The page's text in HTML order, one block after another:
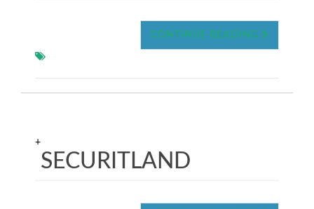
CONTINUE READING
+
SECURITLAND